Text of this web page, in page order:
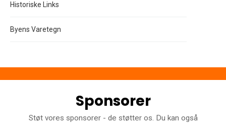
Historiske Links
Byens Varetegn
Sponsorer
Støt vores sponsorer - de støtter os. Du kan også